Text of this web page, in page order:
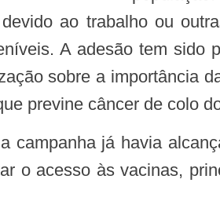
ao trabalho ou
A adesão tem
sobre a importância
previne câncer de colo
o acesso às vacinas,